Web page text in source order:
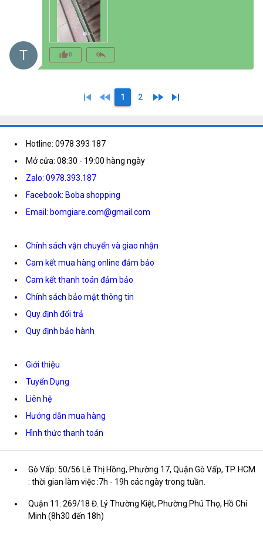
T thumb_up_alt0 reply_all
skip_previous fast_rewind 1 2 fast_forward skip_next
Hotline: 0978 393 187
Mở cửa: 08:30 - 19:00 hàng ngày
Zalo: 0978.393.187
Facebook: Boba shopping
Email: bomgiare.com@gmail.com
Chính sách vận chuyển và giao nhận
Cam kết mua hàng online đảm bảo
Cam kết thanh toán đảm bảo
Chính sách bảo mật thông tin
Quy định đổi trả
Quy định bảo hành
Giới thiệu
Tuyển Dụng
Liên hệ
Hướng dẫn mua hàng
Hình thức thanh toán
Gò Vấp: 50/56 Lê Thị Hồng, Phường 17, Quận Gò Vấp, TP. HCM
: thời gian làm việc :7h - 19h các ngày trong tuần.
Quận 11: 269/18 Đ. Lý Thường Kiệt, Phường Phú Thọ, Hồ Chí
Minh (8h30 đến 18h)